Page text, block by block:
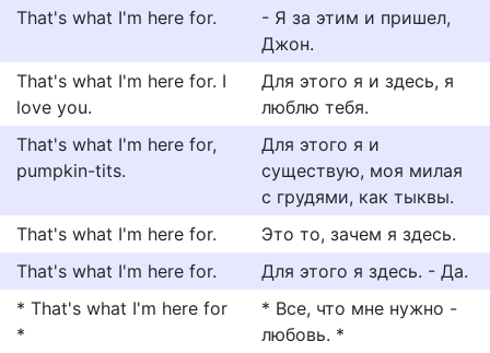
That's what I'm here for.
- Я за этим и пришел,
Джон.
That's what I'm here for. I
love you.
Для этого я и здесь, я
люблю тебя.
That's what I'm here for,
pumpkin-tits.
Для этого я и
существую, моя милая
с грудями, как тыквы.
That's what I'm here for.
Это то, зачем я здесь.
That's what I'm here for.
Для этого я здесь. - Да.
* That's what I'm here for
*
* Все, что мне нужно -
любовь. *